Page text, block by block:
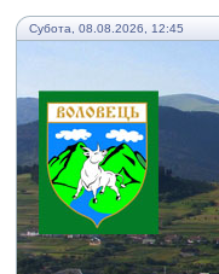
Субота, 08.08.2026, 12:45